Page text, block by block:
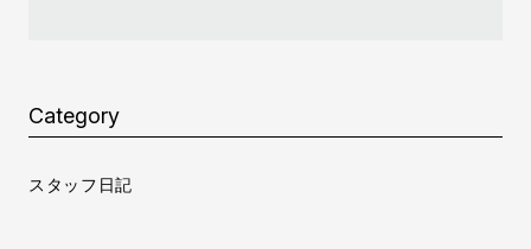
Category
スタッフ日記